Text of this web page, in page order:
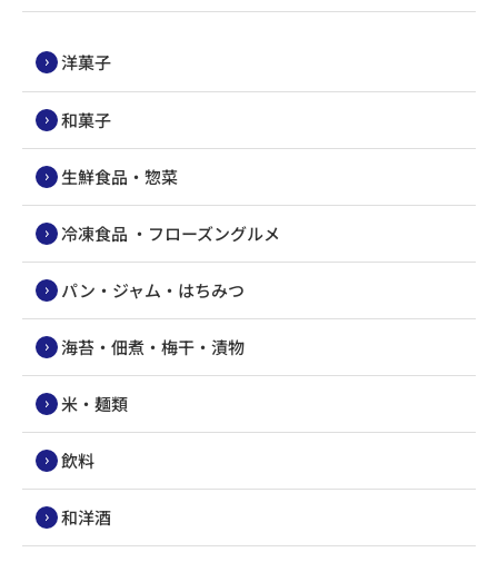
洋菓子
和菓子
生鮮食品・惣菜
冷凍食品 ・フローズングルメ
パン・ジャム・はちみつ
海苔・佃煮・梅干・漬物
米・麺類
飲料
和洋酒